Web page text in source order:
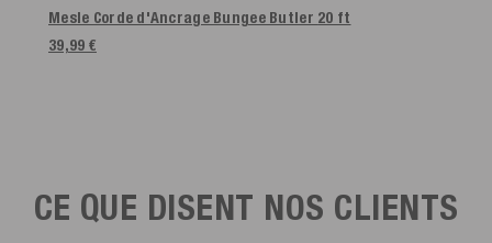
Mesle Corde d'Ancrage Bungee Butler 20 ft
39,99 €
CE QUE DISENT NOS CLIENTS